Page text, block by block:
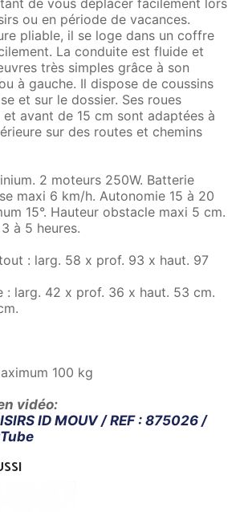
de vous déplacer facilement lors
ou en période de vacances.
pliable, il se loge dans un coffre
La conduite est fluide et
très simples grâce à son
à gauche. Il dispose de coussins
et sur le dossier. Ses roues
avant de 15 cm sont adaptées à
sur des routes et chemins
2 moteurs 250W. Batterie
maxi 6 km/h. Autonomie 15 à 20
15°. Hauteur obstacle maxi 5 cm.
à 5 heures.
: larg. 58 x prof. 93 x haut. 97
: larg. 42 x prof. 36 x haut. 53 cm.
100 kg
vidéo:
ID MOUV / REF : 875026 /